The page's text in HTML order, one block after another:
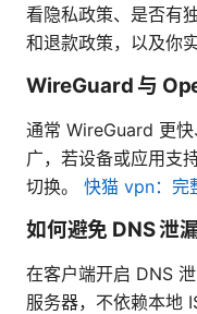
看隐私政策、是否有
和退款政策，以及你
WireGuard 与
通常 WireGuard 更
广，若设备或应用支
切换。 快猫 vpn：完
如何避免 DNS 泄漏
在客户端开启 DNS
服务器，不依赖本地